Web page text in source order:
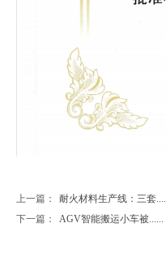
上一篇：
耐火材料生产线：三套......
下一篇：
AGV智能搬运小车被......